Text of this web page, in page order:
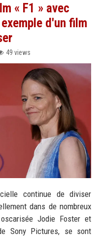
« F1 » avec
d'un film
49 views
continue de diviser
dans de nombreux
Jodie Foster et
Sony Pictures, se sont